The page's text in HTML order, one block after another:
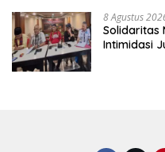
8 Agustus
Solidaritas
Intimidasi